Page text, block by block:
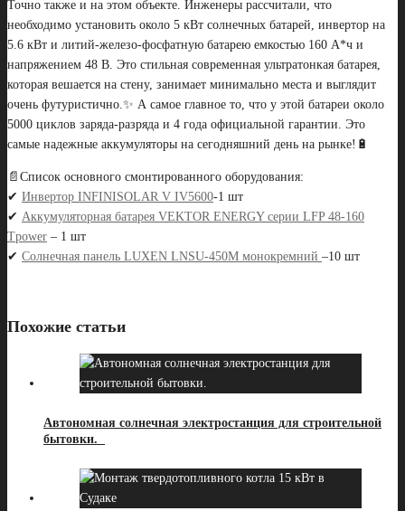
Точно также и на этом объекте. Инженеры рассчитали, что
необходимо установить около 5 кВт солнечных батарей, инвертор на
5.6 кВт и литий-железо-фосфатную батарею емкостью 160 А*ч и
напряжением 48 В. Это стильная современная ультратонкая батарея,
которая вешается на стену, занимает минимально места и выглядит
очень футуристично.✨ А самое главное то, что у этой батареи около
5000 циклов заряда-разряда и 4 года официальной гарантии. Это
самые надежные аккумуляторы на сегодняшний день на рынке!🔋
📄Список основного смонтированного оборудования:
✔ Инвертор INFINISOLAR V IV5600-1 шт
✔ Аккумуляторная батарея VEKTOR ENERGY серии LFP 48-160
Tpower – 1 шт
✔ Солнечная панель LUXEN LNSU-450M монокремний –10 шт
Похожие статьи
Автономная солнечная электростанция для строительной
бытовки.